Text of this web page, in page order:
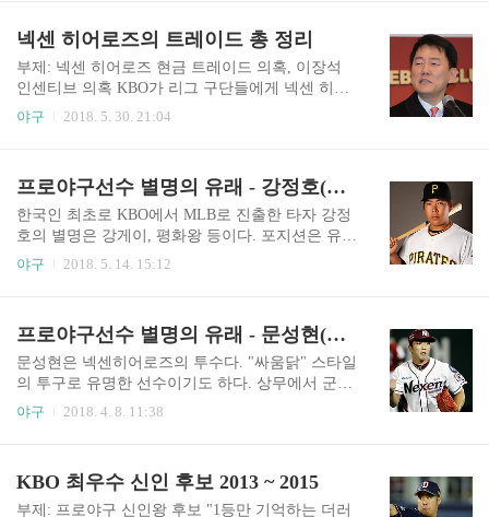
석민, CK포, 마무리 유동훈 등의 활약으로 우승을
차지..
최우수 신인왕이 누구였는지만 기억한다. 그래서
이번 포스팅에서는 2010년부터 KBO 최우수 신인
왕을 아깝게(?) 놓쳤던 후보 선수에 대해 소개하고,
근황도 정리해보려고 한다. 이번 포스팅에서는 저
번 포스팅에 이어 2016년과 2017년 신인왕 후보에
인상"이라는 상명을 사용한다. 2010~2012 KB..
넥센 히어로즈의 트레이드 총 정리
부제: 넥센 히어로즈 현금 트레이드 의혹, 이장석
인센티브 의혹 KBO가 리그 구단들에게 넥센 히어
로즈와의 트레이드 관련 자체 조사를 명령했다. 그
었으므로, 이러한 이면 계약은 그 당시 구단주 이장
석씨가 '영구 제명'이 될 수 있는 심각한 사안이다.
넥센 히어로즈의 트레이드는 꽤 성공적이었기에,
야구 팬들이 받은 충격은 상당했을 것 같다. 이번
포스팅에서는 넥센 히어로즈가 그동안 감행한 트
서울 히어로즈: 이택근엘지 트윈스: 강병우+박도현
+25억원+13억원..
야구 2018. 5. 30. 21:04
프로야구선수 별명의 유래 - 강정호(강게이, 평화왕)
한국인 최초로 KBO에서 MLB로 진출한 타자 강정
호의 별명은 강게이, 평화왕 등이다. 포지션은 유격
수이다. 꽤 오래된 별명이라 이제 막 야구에 관심을
별명은 아래 이미지들로 간단히 요약될 거 같다.. 2
010년 용병으로 활약한 니코스키(지금은 미국의 야
구 해설가로 명성이 상당하다.)의 증언.. 김선빈과
의 관계 헉... 오죽하면 이런 인터뷰도 나왔다. 이러
한 이미지 덕분에(?) 2012년 야구선수 K의 음주운
기 때문... 범인은 넥센 히어로즈의 김민우 선수였
다. (..
야구 2018. 5. 14. 15:12
프로야구선수 별명의 유래 - 문성현(문이장, 문고기)
문성현은 넥센히어로즈의 투수다. "싸움닭" 스타일
의 투구로 유명한 선수이기도 하다. 상무에서 군복
무를 마치고 2018시즌 넥센히어로즈로 복귀했다.
러나 제구와 내구성(잔부상이 많다.)에 문제가 있
어 커리어 내내 유망주에만 머물고 있는 투수이기
야구 2018. 4. 8. 11:38
KBO 최우수 신인 후보 2013 ~ 2015
부제: 프로야구 신인왕 후보 "1등만 기억하는 더러